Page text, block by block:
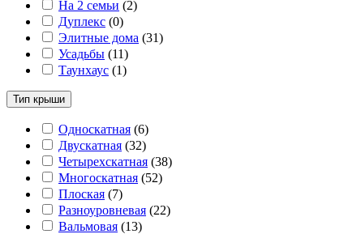
На 2 семьи (2)
Дуплекс (0)
Элитные дома (31)
Усадьбы (11)
Таунхаус (1)
Тип крыши
Односкатная (6)
Двускатная (32)
Четырехскатная (38)
Многоскатная (52)
Плоская (7)
Разноуровневая (22)
Вальмовая (13)